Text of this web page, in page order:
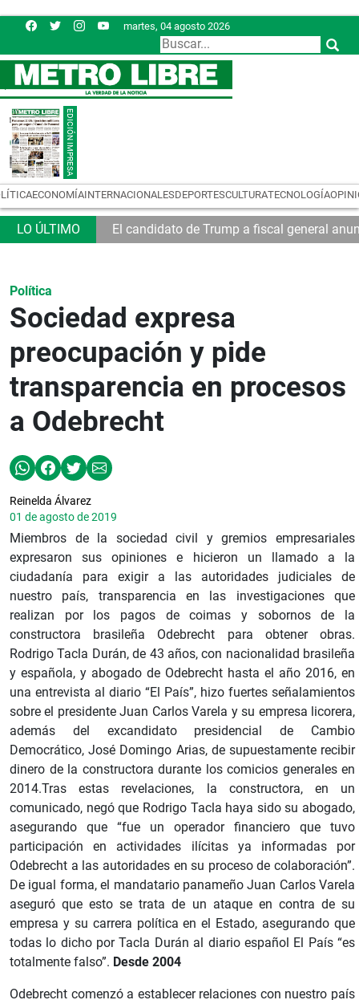
martes, 04 agosto 2026
ECONOMÍAINTERNACIONALESDEPORTESCULTURATECNOLOGÍA
Mundial El candidato de Trump a fiscal general
Política
Sociedad expresa
preocupación y pide
transparencia en procesos
a Odebrecht
Reinelda Álvarez
01 de agosto de 2019
Miembros de la sociedad civil y gremios empresariales
expresaron sus opiniones e hicieron un llamado a la
ciudadanía para exigir a las autoridades judiciales de
nuestro país, transparencia en las investigaciones que
realizan por los pagos de coimas y sobornos de la
constructora brasileña Odebrecht para obtener obras.
Rodrigo Tacla Durán, de 43 años, con nacionalidad brasileña
y española, y abogado de Odebrecht hasta el año 2016, en
una entrevista al diario “El País”, hizo fuertes señalamientos
sobre el presidente Juan Carlos Varela y su empresa licorera,
además del excandidato presidencial de Cambio
Democrático, José Domingo Arias, de supuestamente recibir
dinero de la constructora durante los comicios generales en
2014.Tras estas revelaciones, la constructora, en un
comunicado, negó que Rodrigo Tacla haya sido su abogado,
asegurando que “fue un operador financiero que tuvo
participación en actividades ilícitas ya informadas por
Odebrecht a las autoridades en su proceso de colaboración”.
De igual forma, el mandatario panameño Juan Carlos Varela
aseguró que esto se trata de un ataque en contra de su
empresa y su carrera política en el Estado, asegurando que
todas lo dicho por Tacla Durán al diario español El País “es
totalmente falso”. Desde 2004
Odebrecht comenzó a establecer relaciones con nuestro país